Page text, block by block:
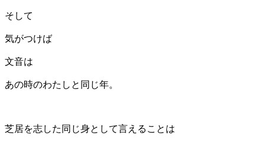
そして
気がつけば
文音は
あの時のわたしと同じ年。
芝居を志した同じ身として言えることは